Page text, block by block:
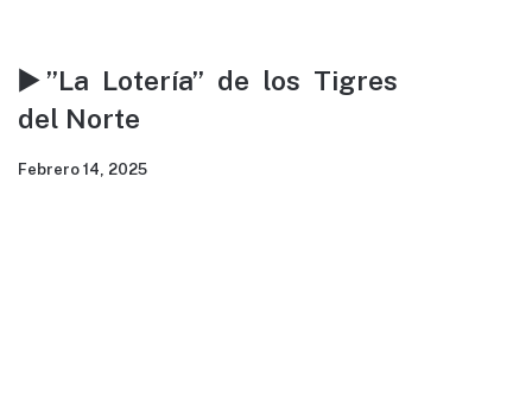
▶️”La Lotería” de los Tigres
del Norte
Febrero 14, 2025